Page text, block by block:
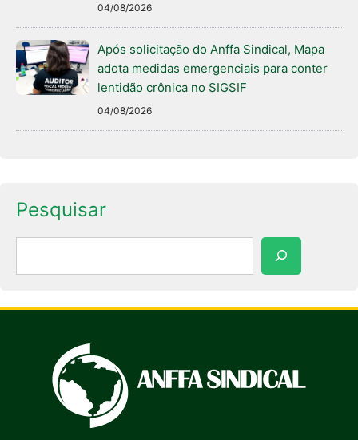
04/08/2026
Após solicitação do Anffa Sindical, Mapa
adota medidas emergenciais para conter
lentidão crônica no SIGSIF
04/08/2026
Pesquisar